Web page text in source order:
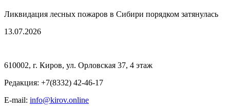
Ликвидация лесных пожаров в Сибири порядком затянулась
13.07.2026
610002, г. Киров, ул. Орловская 37, 4 этаж
Редакция: +7(8332) 42-46-17
E-mail: info@kirov.online